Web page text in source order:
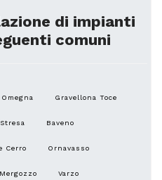
di impianti
comuni
Omegna Gravellona Toce
Stresa Baveno
Cerro Ornavasso
Mergozzo Varzo